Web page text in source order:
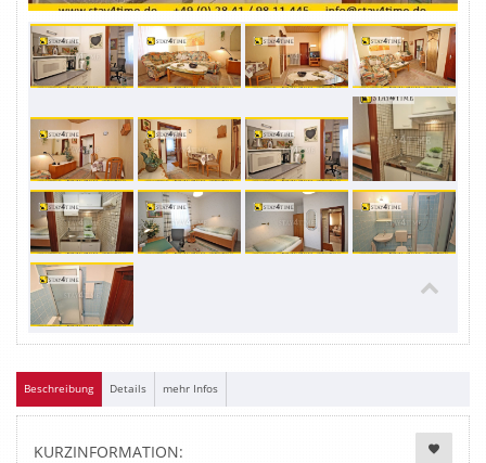
Beschreibung Details mehr Infos
KURZINFORMATION: